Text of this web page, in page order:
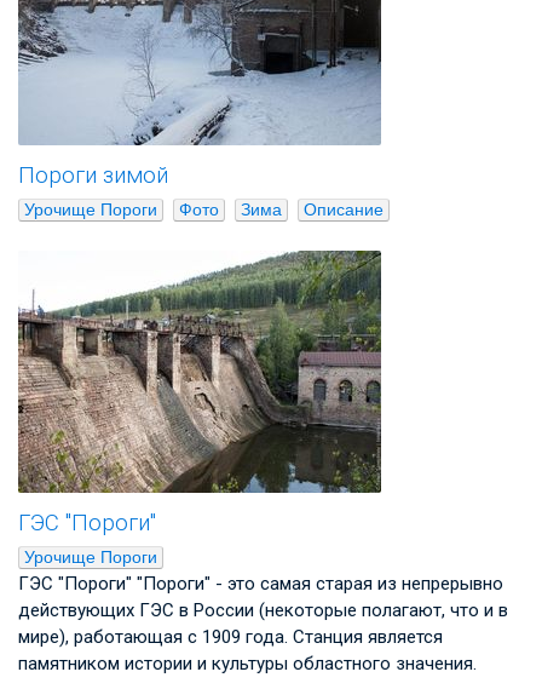
Пороги зимой
Урочище Пороги Фото Зима Описание
ГЭС "Пороги"
Урочище Пороги
ГЭС "Пороги" "Пороги" - это самая старая из непрерывно
действующих ГЭС в России (некоторые полагают, что и в
мире), работающая с 1909 года. Станция является
памятником истории и культуры областного значения.